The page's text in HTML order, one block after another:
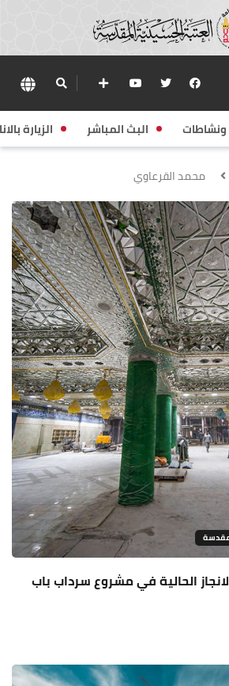
ونشاطات البث المباشر الزيارة
محمد القرعاوي
الحالية في مشروع سرداب باب